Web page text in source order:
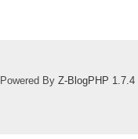
Powered By Z-BlogPHP 1.7.4